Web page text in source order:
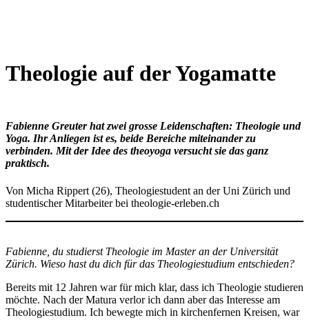
Theologie auf der Yogamatte
Fabienne Greuter hat zwei grosse Leidenschaften: Theologie und
Yoga. Ihr Anliegen ist es, beide Bereiche miteinander zu
verbinden. Mit der Idee des theoyoga versucht sie das ganz
praktisch.
Von Micha Rippert (26), Theologiestudent an der Uni Zürich und
studentischer Mitarbeiter bei theologie-erleben.ch
Fabienne, du studierst Theologie im Master an der Universität
Zürich. Wieso hast du dich für das Theologiestudium entschieden?
Bereits mit 12 Jahren war für mich klar, dass ich Theologie studieren
möchte. Nach der Matura verlor ich dann aber das Interesse am
Theologiestudium. Ich bewegte mich in kirchenfernen Kreisen, war